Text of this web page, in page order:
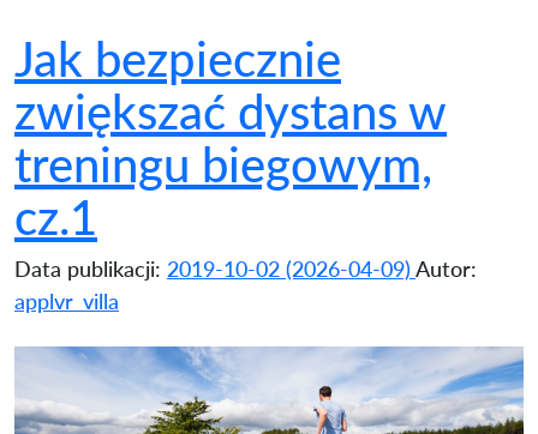
Jak bezpiecznie
zwiększać dystans w
treningu biegowym,
cz.1
Data publikacji: 2019-10-02 (2026-04-09) Autor:
applvr_villa